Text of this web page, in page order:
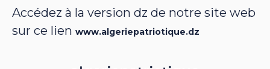
Accédez à la version dz de notre site web
sur ce lien www.algeriepatriotique.dz